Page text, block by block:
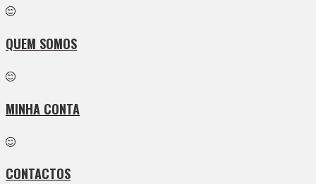
QUEM SOMOS
MINHA CONTA
CONTACTOS